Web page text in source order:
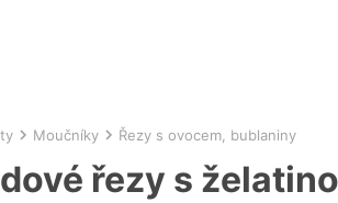
Moučníky Řezy s ovocem, bublaniny
řezy s